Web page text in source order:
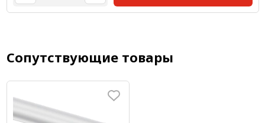
Сопутствующие товары